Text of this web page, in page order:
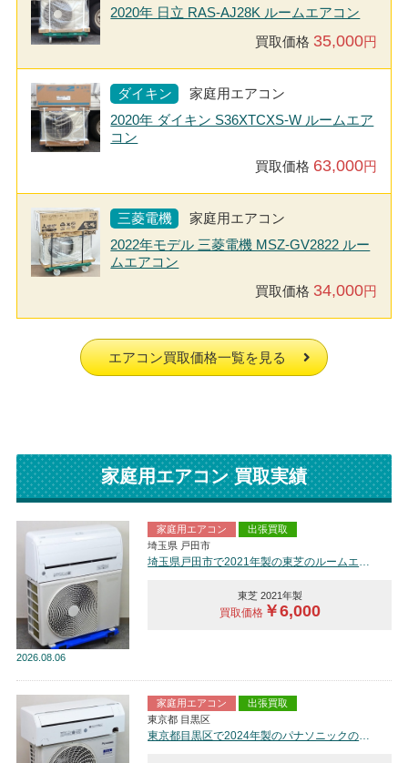
2020年 日立 RAS-AJ28K ルームエアコン
買取価格 35,000円
ダイキン
家庭用エアコン
2020年 ダイキン S36XTCXS-W ルームエア
コン
買取価格 63,000円
三菱電機
家庭用エアコン
2022年モデル 三菱電機 MSZ-GV2822 ルー
ムエアコン
買取価格 34,000円
エアコン買取価格一覧を見る
家庭用エアコン 買取実績
2026 08.06
家庭用エアコン
出張買取
埼玉県 戸田市
東芝 2021年製
買取価格￥6,000
家庭用エアコン
出張買取
東京都 目黒区
東京都目黒区で2024年製のパナソニックのルームエアコン【中古品】を買取しました。